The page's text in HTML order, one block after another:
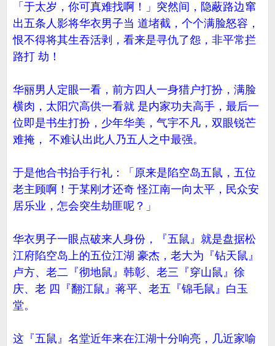
「于太岁，你可真难找啊！」突然间，隐蔽路边窜
出五条人影将华衣男子当 道堵截，个个满脸怒容，
恨不得将其生吞活剥，看来是寻仇了怨，非平常拦
路打 劫！
华丽男人定眼一看，前方四人一身猎户打扮，满脸
横肉，太阳穴高供一看就 是内家功夫高手，最后一
位即是书生打扮，少年华美，气宇不凡，双眼锐芒
难掩， 不难认出此人乃五人之中最强。
于是他合书抬手行礼：「原来是陷空岛五鼠，五位
老主顾啊！于某刚才还奇 怪江南一向太平，民众安
居乐业，怎会突生劫匪呢？」
华衣男子一眼点破来人身份，『五鼠』就是盘据松
江府陷空岛上的五位江湖 豪杰，老大为『钻天鼠』
卢方、老二『彻地鼠』韩彰、老三『穿山鼠』徐
庆、老 四『翻江鼠』蒋平、老五『锦毛鼠』白玉
堂。
这『五鼠』名堂近年来在江湖十分响亮，几近家喻